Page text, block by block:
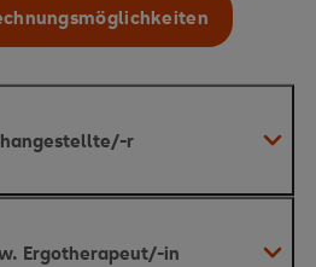
r
Ergotherapeut/-in